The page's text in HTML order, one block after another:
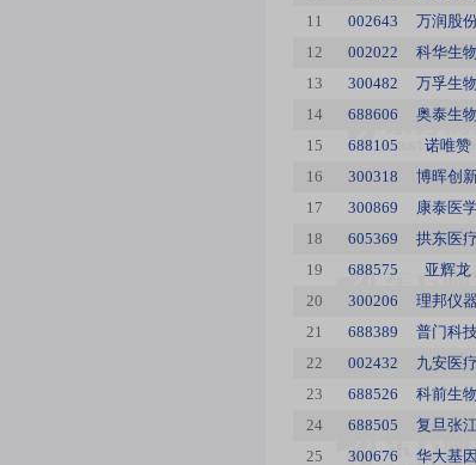
11
002643 万润股
12
002022 科华生物
13
300482 万孚生物
14
688606 奥泰生物
15
688105 诺唯赞
16
300318 博晖创
17
300869 康泰医
18
605369 拱东医疗
19
688575 亚辉龙
20
300206 理邦仪器
21
688389 普门科
22
002432 九安医疗
23
688526 科前生物
24
688505 复旦张
25
300676 华大基因